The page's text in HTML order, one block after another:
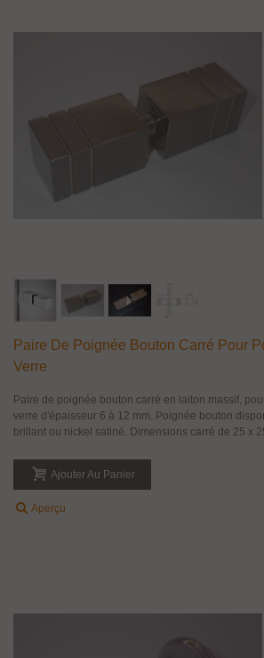
Paire De Poignée Bouton Carré Pour
Verre
Paire de poignée bouton carré en laiton massif,
verre d'épaisseur 6 à 12 mm. Poignée bouton
brillant ou nickel satiné. Dimensions carré de 25 x
Ajouter Au Panier
Aperçu